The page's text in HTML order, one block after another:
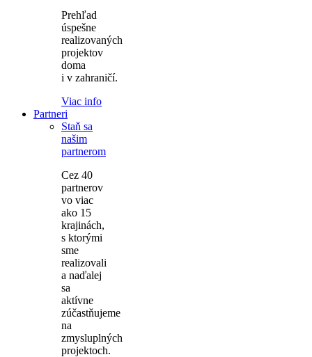
Prehľad
úspešne
realizovaných
projektov
doma
i v zahraničí.
Viac info
Partneri
Staň sa
našim
partnerom
Cez 40
partnerov
vo viac
ako 15
krajinách,
s ktorými
sme
realizovali
a naďalej
sa
aktívne
zúčastňujeme
na
zmysluplných
projektoch.